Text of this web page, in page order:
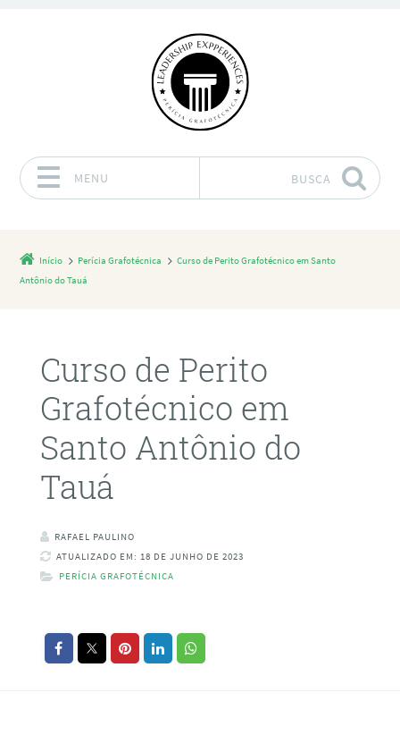
MENU BUSCA
Início Perícia Grafotécnica
Curso de Perito Grafotécnico em Santo
Antônio do Tauá
Curso de Perito
Grafotécnico em
Santo Antônio do
Tauá
RAFAEL PAULINO
ATUALIZADO EM: 18 DE JUNHO DE 2023
PERÍCIA GRAFOTÉCNICA